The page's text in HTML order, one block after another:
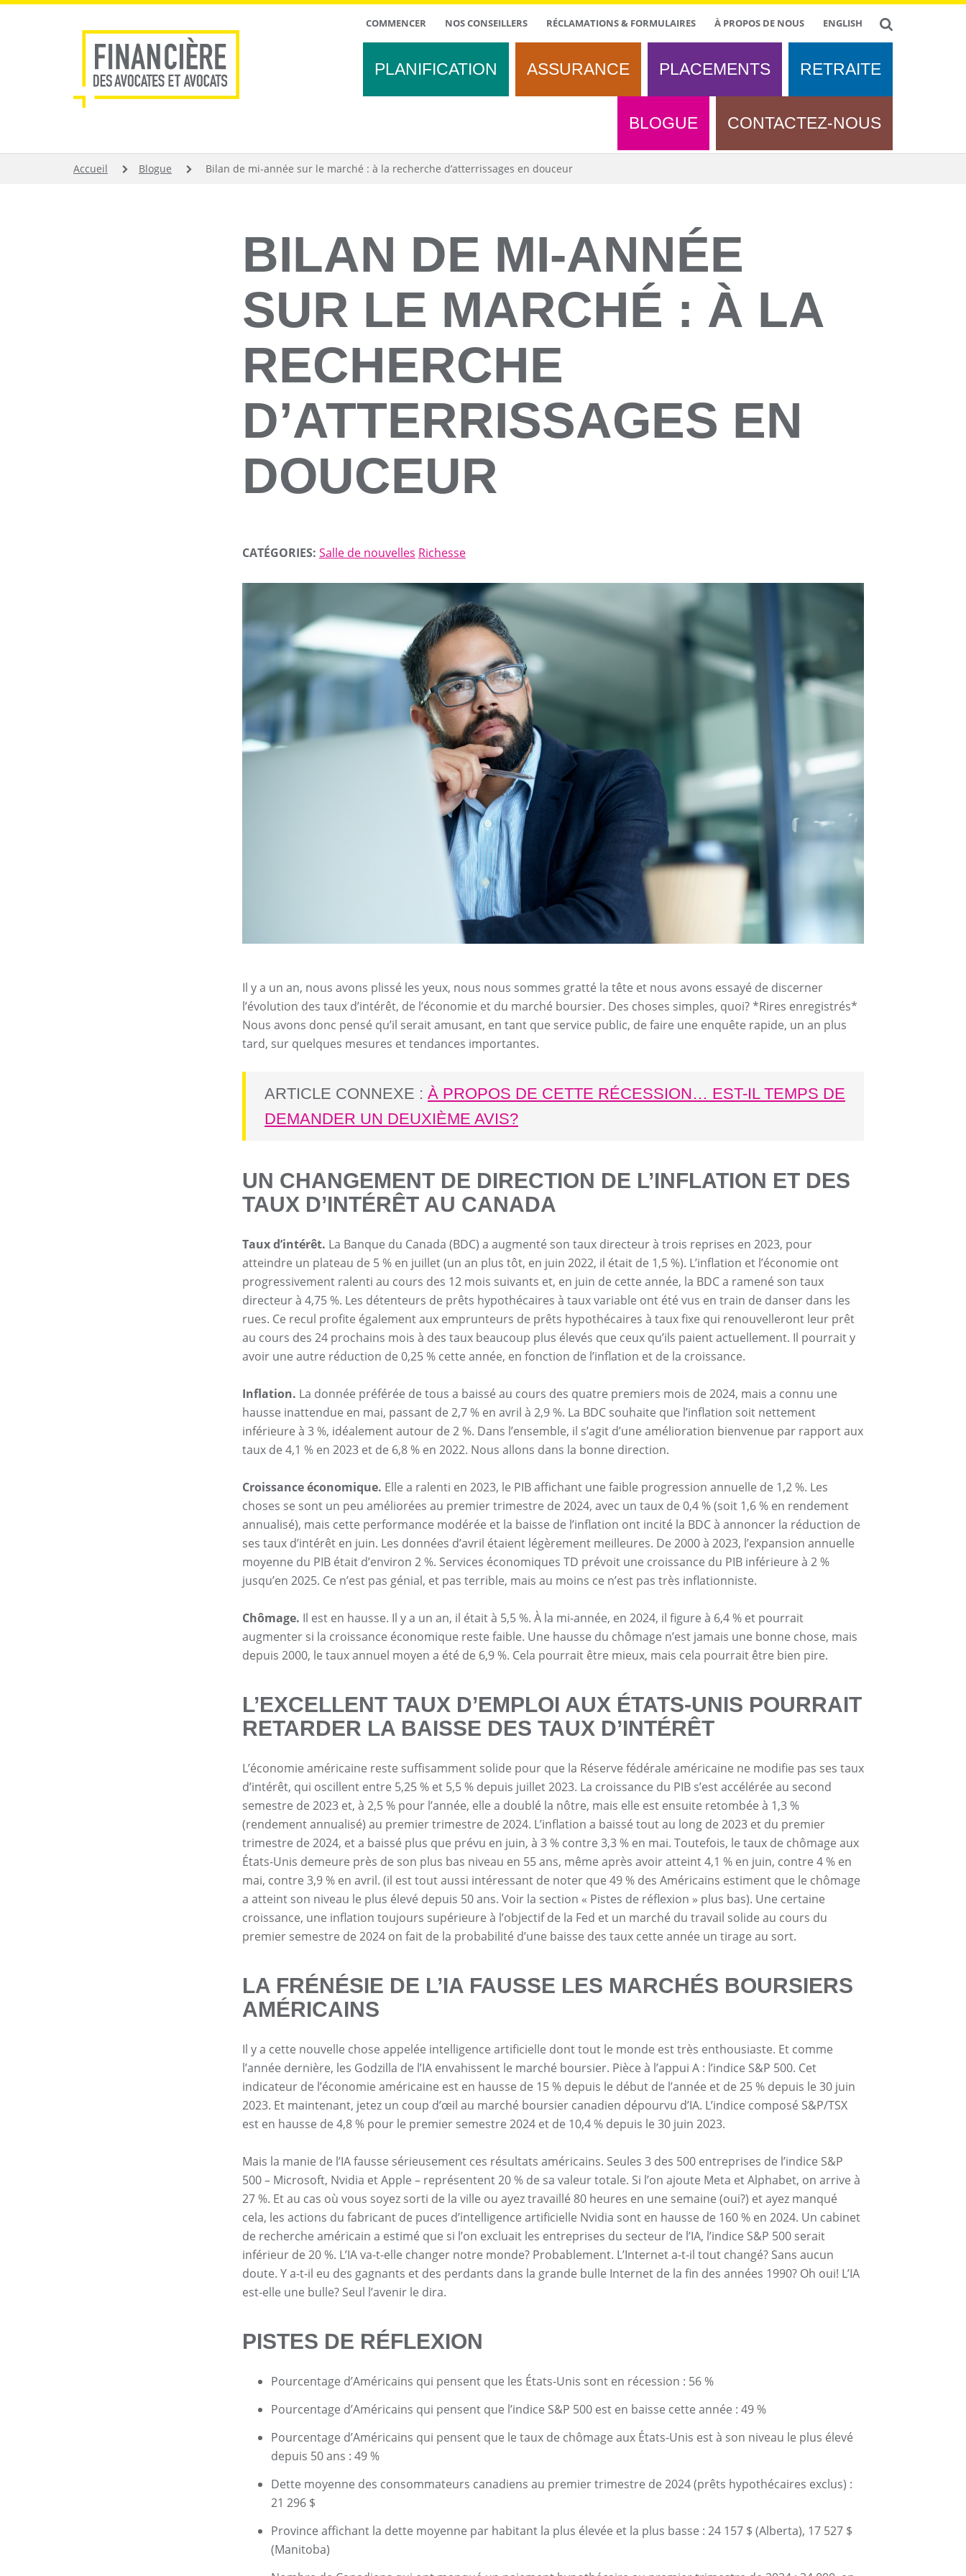
Aller
TOP
MENU
COMMENCER NOS CONSEILLERS RÉCLAMATIONS & FORMULAIRES À PROPOS DE NOUS ENGLISH
PLANIFICATION ASSURANCE PLACEMENTS RETRAITE
BLOGUE CONTACTEZ-NOUS
FIL
Accueil Blogue Bilan de mi-année sur le marché : à la recherche d’atterrissages en douceur
BILAN DE MI-ANNÉE
SUR LE MARCHÉ : À LA
RECHERCHE
D’ATTERRISSAGES EN
DOUCEUR
CATÉGORIES: Salle de nouvelles Richesse
Il y a un an, nous avons plissé les yeux, nous nous sommes gratté la tête et nous avons essayé de discerner
l’évolution des taux d’intérêt, de l’économie et du marché boursier. Des choses simples, quoi? *Rires enregistrés*
Nous avons donc pensé qu’il serait amusant, en tant que service public, de faire une enquête rapide, un an plus
tard, sur quelques mesures et tendances importantes.
ARTICLE CONNEXE : À PROPOS DE CETTE RÉCESSION… EST-IL TEMPS DE
DEMANDER UN DEUXIÈME AVIS?
UN CHANGEMENT DE DIRECTION DE L’INFLATION ET DES
TAUX D’INTÉRÊT AU CANADA
Taux d’intérêt. La Banque du Canada (BDC) a augmenté son taux directeur à trois reprises en 2023, pour
atteindre un plateau de 5 % en juillet (un an plus tôt, en juin 2022, il était de 1,5 %). L’inflation et l’économie ont
progressivement ralenti au cours des 12 mois suivants et, en juin de cette année, la BDC a ramené son taux
directeur à 4,75 %. Les détenteurs de prêts hypothécaires à taux variable ont été vus en train de danser dans les
rues. Ce recul profite également aux emprunteurs de prêts hypothécaires à taux fixe qui renouvelleront leur prêt
au cours des 24 prochains mois à des taux beaucoup plus élevés que ceux qu’ils paient actuellement. Il pourrait y
avoir une autre réduction de 0,25 % cette année, en fonction de l’inflation et de la croissance.
Inflation. La donnée préférée de tous a baissé au cours des quatre premiers mois de 2024, mais a connu une
hausse inattendue en mai, passant de 2,7 % en avril à 2,9 %. La BDC souhaite que l’inflation soit nettement
inférieure à 3 %, idéalement autour de 2 %. Dans l’ensemble, il s’agit d’une amélioration bienvenue par rapport aux
taux de 4,1 % en 2023 et de 6,8 % en 2022. Nous allons dans la bonne direction.
Croissance économique. Elle a ralenti en 2023, le PIB affichant une faible progression annuelle de 1,2 %. Les
choses se sont un peu améliorées au premier trimestre de 2024, avec un taux de 0,4 % (soit 1,6 % en rendement
annualisé), mais cette performance modérée et la baisse de l’inflation ont incité la BDC à annoncer la réduction de
ses taux d’intérêt en juin. Les données d’avril étaient légèrement meilleures. De 2000 à 2023, l’expansion annuelle
moyenne du PIB était d’environ 2 %. Services économiques TD prévoit une croissance du PIB inférieure à 2 %
jusqu’en 2025. Ce n’est pas génial, et pas terrible, mais au moins ce n’est pas très inflationniste.
Chômage. Il est en hausse. Il y a un an, il était à 5,5 %. À la mi-année, en 2024, il figure à 6,4 % et pourrait
augmenter si la croissance économique reste faible. Une hausse du chômage n’est jamais une bonne chose, mais
depuis 2000, le taux annuel moyen a été de 6,9 %. Cela pourrait être mieux, mais cela pourrait être bien pire.
L’EXCELLENT TAUX D’EMPLOI AUX ÉTATS-UNIS POURRAIT
RETARDER LA BAISSE DES TAUX D’INTÉRÊT
L’économie américaine reste suffisamment solide pour que la Réserve fédérale américaine ne modifie pas ses taux
d’intérêt, qui oscillent entre 5,25 % et 5,5 % depuis juillet 2023. La croissance du PIB s’est accélérée au second
semestre de 2023 et, à 2,5 % pour l’année, elle a doublé la nôtre, mais elle est ensuite retombée à 1,3 %
(rendement annualisé) au premier trimestre de 2024. L’inflation a baissé tout au long de 2023 et du premier
trimestre de 2024, et a baissé plus que prévu en juin, à 3 % contre 3,3 % en mai. Toutefois, le taux de chômage aux
États-Unis demeure près de son plus bas niveau en 55 ans, même après avoir atteint 4,1 % en juin, contre 4 % en
mai, contre 3,9 % en avril. (il est tout aussi intéressant de noter que 49 % des Américains estiment que le chômage
a atteint son niveau le plus élevé depuis 50 ans. Voir la section « Pistes de réflexion » plus bas). Une certaine
croissance, une inflation toujours supérieure à l’objectif de la Fed et un marché du travail solide au cours du
premier semestre de 2024 on fait de la probabilité d’une baisse des taux cette année un tirage au sort.
LA FRÉNÉSIE DE L’IA FAUSSE LES MARCHÉS BOURSIERS
AMÉRICAINS
Il y a cette nouvelle chose appelée intelligence artificielle dont tout le monde est très enthousiaste. Et comme
l’année dernière, les Godzilla de l’IA envahissent le marché boursier. Pièce à l’appui A : l’indice S&P 500. Cet
indicateur de l’économie américaine est en hausse de 15 % depuis le début de l’année et de 25 % depuis le 30 juin
2023. Et maintenant, jetez un coup d’œil au marché boursier canadien dépourvu d’IA. L’indice composé S&P/TSX
est en hausse de 4,8 % pour le premier semestre 2024 et de 10,4 % depuis le 30 juin 2023.
Mais la manie de l’IA fausse sérieusement ces résultats américains. Seules 3 des 500 entreprises de l’indice S&P
500 – Microsoft, Nvidia et Apple – représentent 20 % de sa valeur totale. Si l’on ajoute Meta et Alphabet, on arrive à
27 %. Et au cas où vous soyez sorti de la ville ou ayez travaillé 80 heures en une semaine (oui?) et ayez manqué
cela, les actions du fabricant de puces d’intelligence artificielle Nvidia sont en hausse de 160 % en 2024. Un cabinet
de recherche américain a estimé que si l’on excluait les entreprises du secteur de l’IA, l’indice S&P 500 serait
inférieur de 20 %. L’IA va-t-elle changer notre monde? Probablement. L’Internet a-t-il tout changé? Sans aucun
doute. Y a-t-il eu des gagnants et des perdants dans la grande bulle Internet de la fin des années 1990? Oh oui! L’IA
est-elle une bulle? Seul l’avenir le dira.
PISTES DE RÉFLEXION
Pourcentage d’Américains qui pensent que les États-Unis sont en récession : 56 %
Pourcentage d’Américains qui pensent que l’indice S&P 500 est en baisse cette année : 49 %
Pourcentage d’Américains qui pensent que le taux de chômage aux États-Unis est à son niveau le plus élevé
depuis 50 ans : 49 %
Dette moyenne des consommateurs canadiens au premier trimestre de 2024 (prêts hypothécaires exclus) :
21 296 $
Province affichant la dette moyenne par habitant la plus élevée et la plus basse : 24 157 $ (Alberta), 17 527 $
(Manitoba)